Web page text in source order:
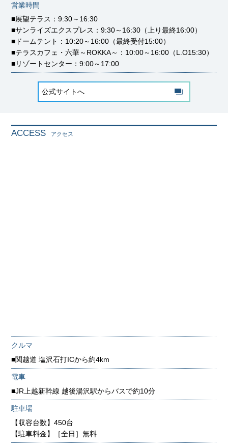
営業時間
■展望テラス：9:30～16:30
■サンライズエクスプレス：9:30～16:30（上り最終16:00）
■ドームテント：10:20～16:00（最終受付15:00）
■テラスカフェ・六華～ROKKA～：10:00～16:00（L.O15:30）
■リゾートセンター：9:00～17:00
公式サイトへ
ACCESS アクセス
クルマ
■関越道 塩沢石打ICから約4km
電車
■JR上越新幹線 越後湯沢駅からバスで約10分
駐車場
【収容台数】450台
【駐車料金】［全日］無料